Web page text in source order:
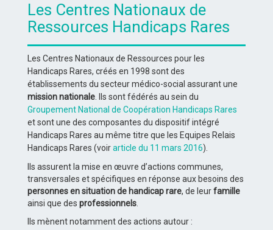
Les Centres Nationaux de
Ressources Handicaps Rares
Les Centres Nationaux de Ressources pour les
Handicaps Rares, créés en 1998 sont des
établissements du secteur médico-social assurant une
mission nationale. Ils sont fédérés au sein du
Groupement National de Coopération Handicaps Rares
et sont une des composantes du dispositif intégré
Handicaps Rares au même titre que les Equipes Relais
Handicaps Rares (voirarticle du 11 mars 2016).
Ils assurent la mise en œuvre d’actions communes,
transversales et spécifiques en réponse aux besoins des
personnes en situation de handicap rare, de leurfamille
ainsi que des professionnels.
Ils mènent notamment des actions autour :